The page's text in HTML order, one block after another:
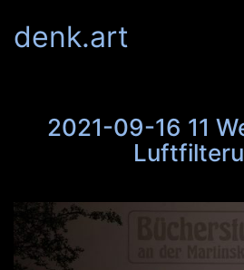
denk.art
2021-09-16 11